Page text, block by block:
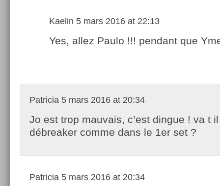
Kaelin 5 mars 2016 at 22:13
Yes, allez Paulo !!! pendant que
Patricia 5 mars 2016 at 20:34
Jo est trop mauvais, c’est dingue ! va t
débreaker comme dans le 1er set ?
Patricia 5 mars 2016 at 20:34